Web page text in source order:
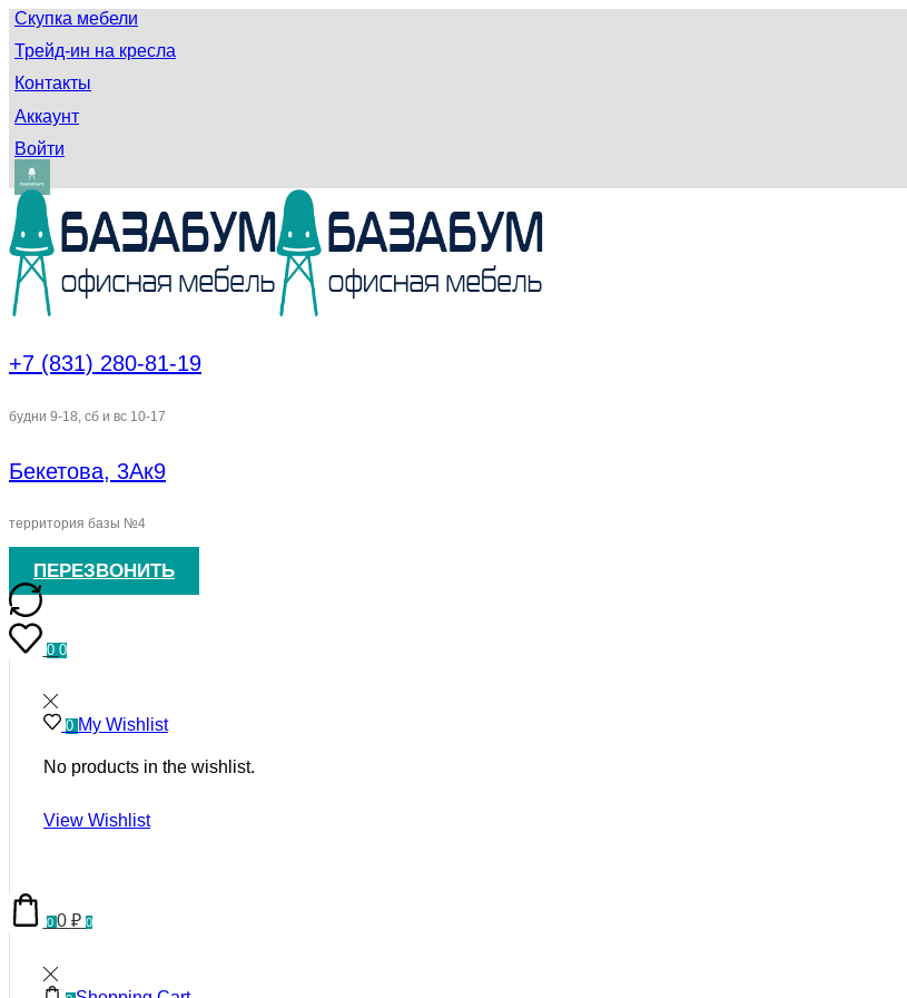
Скупка мебели
Трейд-ин на кресла
Контакты
Аккаунт
Войти
+7 (831) 280-81-19
будни 9-18, сб и вс 10-17
Бекетова, 3Ак9
территория базы №4
ПЕРЕЗВОНИТЬ
00
0 My Wishlist
No products in the wishlist.
View Wishlist
00₽ 0